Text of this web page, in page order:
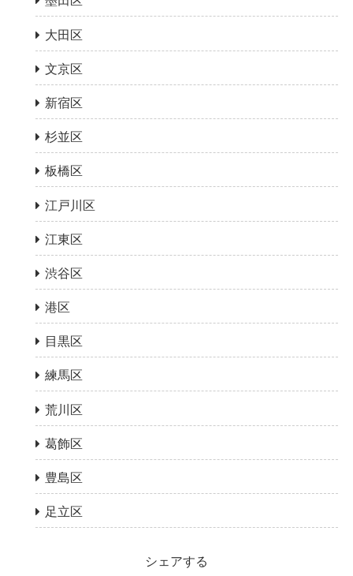
大田区
文京区
新宿区
杉並区
板橋区
江戸川区
江東区
渋谷区
港区
目黒区
練馬区
荒川区
葛飾区
豊島区
足立区
シェアする